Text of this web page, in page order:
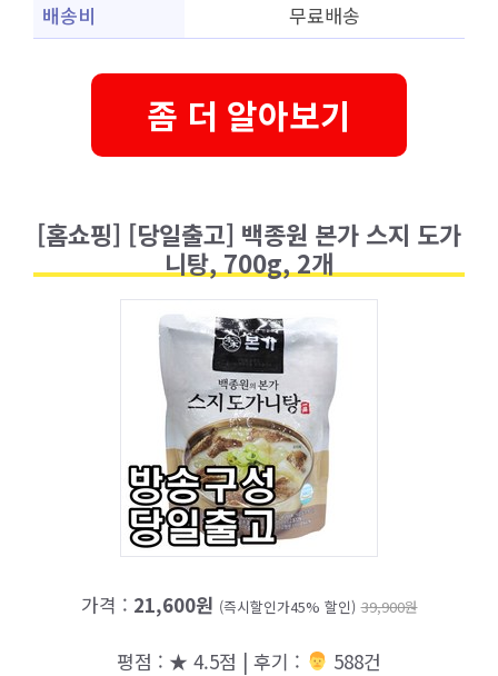
배송비
무료배송
좀 더 알아보기
[홈쇼핑] [당일출고] 백종원 본가 스지 도가
니탕, 700g, 2개
가격 : 21,600원 (즉시할인가45% 할인) 39,900원
평점 : ★ 4.5점 | 후기 : ‍‍ 588건